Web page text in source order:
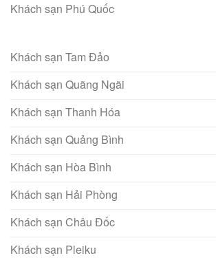
Khách sạn Phú Quốc
Khách sạn Tam Đảo
Khách sạn Quãng Ngãi
Khách sạn Thanh Hóa
Khách sạn Quảng Bình
Khách sạn Hòa Bình
Khách sạn Hải Phòng
Khách sạn Châu Đốc
Khách sạn Pleiku